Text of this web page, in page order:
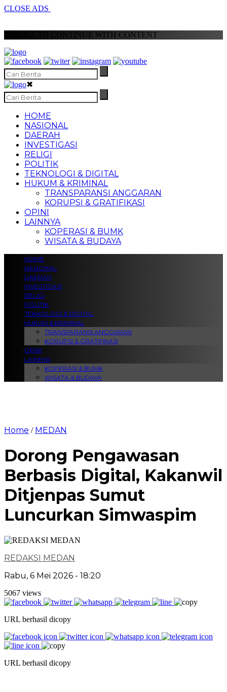
CLOSE ADS
SCROLL TO CONTINUE WITH CONTENT
✖
HOME
NASIONAL
DAERAH
INVESTIGASI
RELIGI
POLITIK
TEKNOLOGI & DIGITAL
HUKUM & KRIMINAL
TRANSPARANSI ANGGARAN
KORUPSI & GRATIFIKASI
OPINI
LAINNYA
KOPERASI & BUMK
WISATA & BUDAYA
HOME
NASIONAL
DAERAH
INVESTIGASI
RELIGI
POLITIK
TEKNOLOGI & DIGITAL
HUKUM & KRIMINAL
TRANSPARANSI ANGGARAN
KORUPSI & GRATIFIKASI
OPINI
LAINNYA
KOPERASI & BUMK
WISATA & BUDAYA
Home / MEDAN
Dorong Pengawasan
Berbasis Digital, Kakanwil
Ditjenpas Sumut
Luncurkan Simwaspim
REDAKSI MEDAN
Rabu, 6 Mei 2026 - 18:20
5067 views
URL berhasil dicopy
URL berhasil dicopy